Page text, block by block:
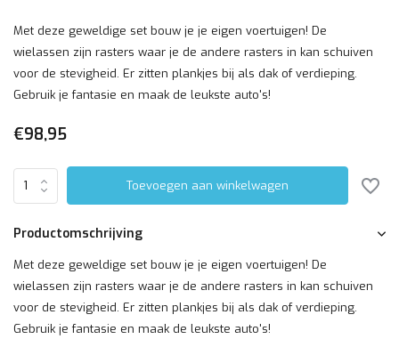
Met deze geweldige set bouw je je eigen voertuigen! De
wielassen zijn rasters waar je de andere rasters in kan schuiven
voor de stevigheid. Er zitten plankjes bij als dak of verdieping.
Gebruik je fantasie en maak de leukste auto's!
€98,95
Toevoegen aan winkelwagen
Productomschrijving
Met deze geweldige set bouw je je eigen voertuigen! De
wielassen zijn rasters waar je de andere rasters in kan schuiven
voor de stevigheid. Er zitten plankjes bij als dak of verdieping.
Gebruik je fantasie en maak de leukste auto's!